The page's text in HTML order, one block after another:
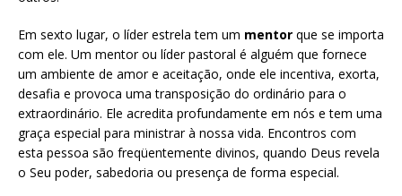
Em sexto lugar, o líder estrela tem um mentor que se importa
com ele. Um mentor ou líder pastoral é alguém que fornece
um ambiente de amor e aceitação, onde ele incentiva, exorta,
desafia e provoca uma transposição do ordinário para o
extraordinário. Ele acredita profundamente em nós e tem uma
graça especial para ministrar à nossa vida. Encontros com
esta pessoa são freqüentemente divinos, quando Deus revela
o Seu poder, sabedoria ou presença de forma especial.